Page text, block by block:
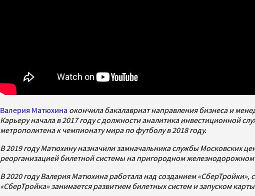
Валерия Матюхина окончила бакалавриат направления бизнеса и
Карьеру начала в 2017 году с должности аналитика инвестиционной
метрополитена к чемпионату мира по футболу в 2018 году.
В 2019 году Матюхину назначили замначальника службы Московских
реорганизацией билетной системы на пригородном железнодорожном
В 2020 годуВалерия Матюхина работала над созданием «СберТройки»,
«СберТройка» занимается развитием билетных систем и запуском